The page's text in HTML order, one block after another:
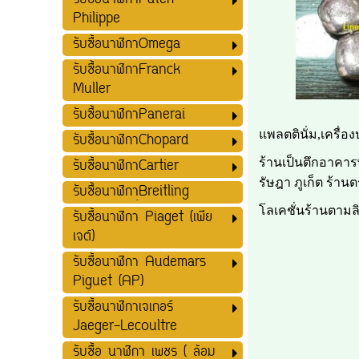
Philippe
รับซื้อนาฬิกาOmega
รับซื้อนาฬิกาFranck
Muller
รับซื้อนาฬิกาPanerai
รับซื้อนาฬิกาChopard
รับซื้อนาฬิกาCartier
รับซื้อนาฬิกาฺฺBreitling
รับซื้อนาฬิกา Piaget (เพีย
เจต์)
รับซื้อนาฬิกา Audemars
Piguet (AP)
รับซื้อนาฬิกาเจเกอร์
Jaeger-Lecoultre
รับซื้อ นาฬิกา เพชร ( ล้อม
แพลตตินั่ม,เครื่อ
ร้านเป็นตึกอาคา
รัษฎา ภูเก็ต ร้าน
โลเคชั่นร้านตาม